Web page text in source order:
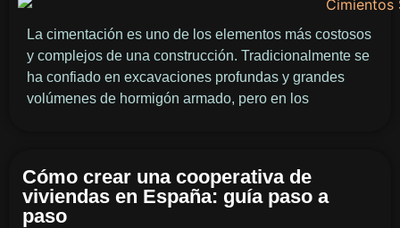
La cimentación es uno de los elementos más costosos
y complejos de una construcción. Tradicionalmente se
ha confiado en excavaciones profundas y grandes
volúmenes de hormigón armado, pero en los
Cómo crear una cooperativa de
viviendas en España: guía paso a
paso